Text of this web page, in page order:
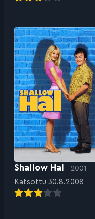
Shallow Hal 2001
Katsottu 30.8.2008